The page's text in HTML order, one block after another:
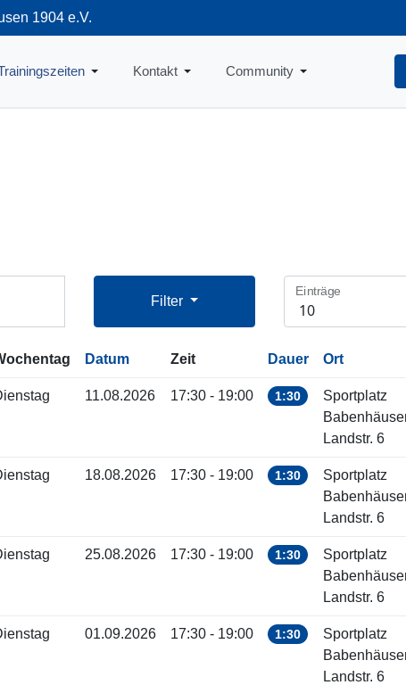
1904 e.V.
Kontakt Community
Filter
Einträge
Datum Zeit Dauer Ort
11.08.2026 17:30 - 19:00 1:30
Sportplatz
Landstr. 6
18.08.2026 17:30 - 19:00 1:30
Sportplatz
Landstr. 6
25.08.2026 17:30 - 19:00 1:30
Sportplatz
Landstr. 6
01.09.2026 17:30 - 19:00 1:30
Sportplatz
Landstr. 6